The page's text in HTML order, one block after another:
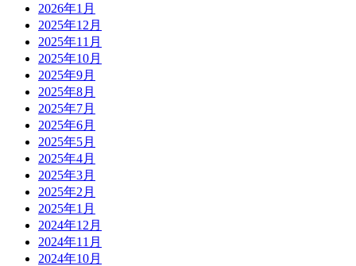
2026年1月
2025年12月
2025年11月
2025年10月
2025年9月
2025年8月
2025年7月
2025年6月
2025年5月
2025年4月
2025年3月
2025年2月
2025年1月
2024年12月
2024年11月
2024年10月